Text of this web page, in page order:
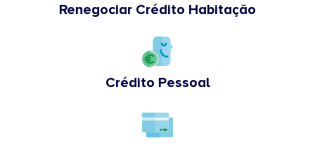
Renegociar Crédito Habitação
Crédito Pessoal